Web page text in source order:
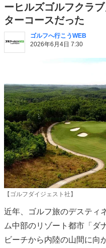
ーヒルズゴルフクラ
ターコースだった
ゴルフへ行こうWEB
2026年6月4日 7:30
【ゴルフダイジェスト社】
近年、ゴルフ旅のデスティ
ム中部のリゾート都市「ダ
ビーチから内陸の山間に向